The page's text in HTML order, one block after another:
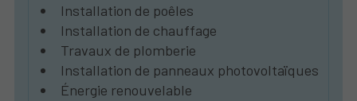
Installation de poêles
Installation de chauffage
Travaux de plomberie
Installation de panneaux photovoltaïques
Énergie renouvelable